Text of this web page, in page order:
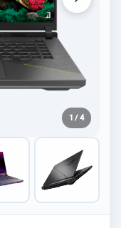
1 / 4